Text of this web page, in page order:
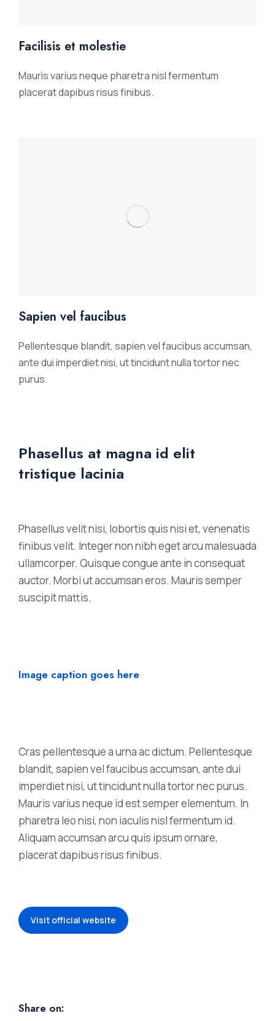
Facilisis et molestie
Mauris varius neque pharetra nisl fermentum
placerat dapibus risus finibus.
Sapien vel faucibus
Pellentesque blandit, sapien vel faucibus accumsan,
ante dui imperdiet nisi, ut tincidunt nulla tortor nec
purus.
Phasellus at magna id elit
tristique lacinia
Phasellus velit nisi, lobortis quis nisi et, venenatis
finibus velit. Integer non nibh eget arcu malesuada
ullamcorper. Quisque congue ante in consequat
auctor. Morbi ut accumsan eros. Mauris semper
suscipit mattis.
Image caption goes here
Cras pellentesque a urna ac dictum. Pellentesque
blandit, sapien vel faucibus accumsan, ante dui
imperdiet nisi, ut tincidunt nulla tortor nec purus.
Mauris varius neque id est semper elementum. In
pharetra leo nisi, non iaculis nisl fermentum id.
Aliquam accumsan arcu quis ipsum ornare,
placerat dapibus risus finibus.
Visit official website
Share on: